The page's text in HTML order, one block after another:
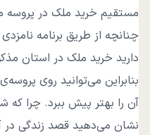
مستقیم خرید ملک در پروسه
چنانچه از طریق برنامه
دارید خرید ملک در استان
بنابراین می‌توانید روی
آن را بهتر پیش ببرد. چرا که
نشان ‌می‌دهید قصد زندگی در